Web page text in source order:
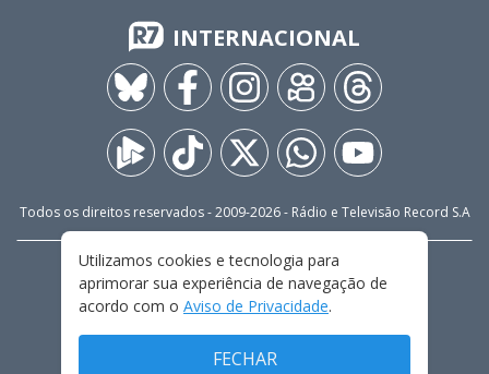
INTERNACIONAL
Todos os direitos reservados - 2009-2026- Rádio e Televisão Record S.A
FALE CONOSCO
PRIVACIDADE
TERMOS E CONDIÇÕES DE USO
Utilizamos cookies e tecnologia para
aprimorar sua experiência de navegação de
acordo com o Aviso de Privacidade.
FECHAR